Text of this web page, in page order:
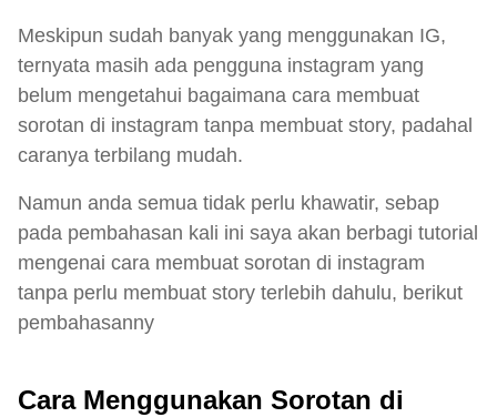
Meskipun sudah banyak yang menggunakan IG,
ternyata masih ada pengguna instagram yang
belum mengetahui bagaimana cara membuat
sorotan di instagram tanpa membuat story, padahal
caranya terbilang mudah.
Namun anda semua tidak perlu khawatir, sebap
pada pembahasan kali ini saya akan berbagi tutorial
mengenai cara membuat sorotan di instagram
tanpa perlu membuat story terlebih dahulu, berikut
pembahasanny
Cara Menggunakan Sorotan di